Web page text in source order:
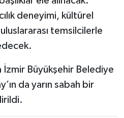
deneyimi, kültürel
temsilcilerle
İzmir Büyükşehir Belediye
da yarın sabah bir